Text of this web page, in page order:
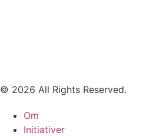
© 2026 All Rights Reserved.
Om
Initiativer